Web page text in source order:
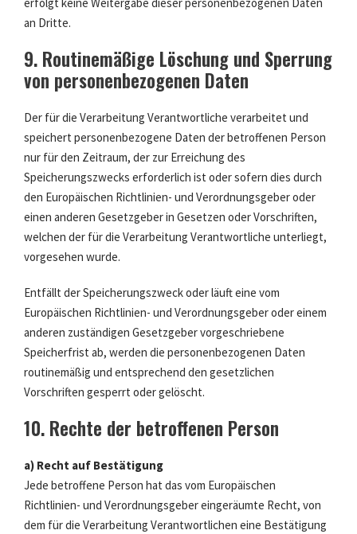
an Dritte.
9. Routinemäßige Löschung und Sperrung
von personenbezogenen Daten
Der für die Verarbeitung Verantwortliche verarbeitet und
speichert personenbezogene Daten der betroffenen Person
nur für den Zeitraum, der zur Erreichung des
Speicherungszwecks erforderlich ist oder sofern dies durch
den Europäischen Richtlinien- und Verordnungsgeber oder
einen anderen Gesetzgeber in Gesetzen oder Vorschriften,
welchen der für die Verarbeitung Verantwortliche unterliegt,
vorgesehen wurde.
Entfällt der Speicherungszweck oder läuft eine vom
Europäischen Richtlinien- und Verordnungsgeber oder einem
anderen zuständigen Gesetzgeber vorgeschriebene
Speicherfrist ab, werden die personenbezogenen Daten
routinemäßig und entsprechend den gesetzlichen
Vorschriften gesperrt oder gelöscht.
10. Rechte der betroffenen Person
a) Recht auf Bestätigung
Jede betroffene Person hat das vom Europäischen
Richtlinien- und Verordnungsgeber eingeräumte Recht, von
dem für die Verarbeitung Verantwortlichen eine Bestätigung